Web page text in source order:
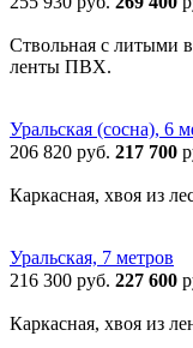
Ствольная с литыми
ленты ПВХ.
Уральская (сосна), 6
206 820 руб. 217 700
Каркасная, хвоя из
Уральская, 7 метров
216 300 руб. 227 600
Каркасная, хвоя из